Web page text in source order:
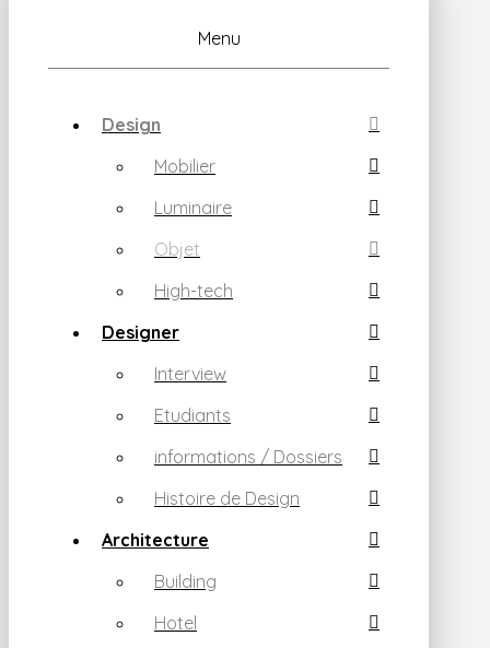
Menu
Design
Mobilier
Luminaire
Objet
High-tech
Designer
Interview
Etudiants
informations / Dossiers
Histoire de Design
Architecture
Building
Hotel